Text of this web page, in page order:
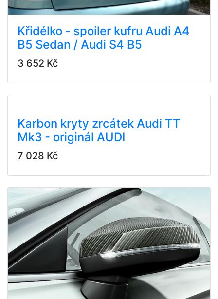
Křidélko - spoiler kufru Audi A4
B5 Sedan / Audi S4 B5
3 652 Kč
Karbon kryty zrcátek Audi TT
Mk3 - originál AUDI
7 028 Kč